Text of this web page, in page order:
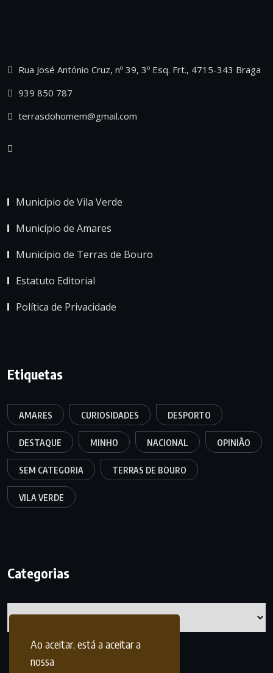
Ao aceitar, está a aceitar a
nossa
Rua José António Cruz, nº 39, 3º Esq. Frt., 4715-343 Braga
939 850 787
terrasdohomem@gmail.com
Município de Vila Verde
Município de Amares
Município de Terras de Bouro
Estatuto Editorial
Política de Privacidade
Etiquetas
AMARES CURIOSIDADES DESPORTO
DESTAQUE MINHO NACIONAL OPINIÃO
SEM CATEGORIA TERRAS DE BOURO
VILA VERDE
Categorias